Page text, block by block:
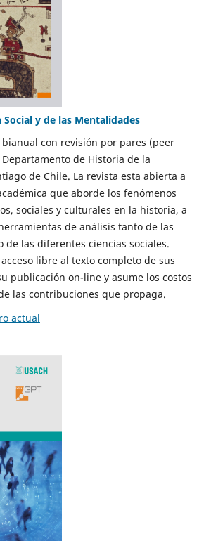
y de las Mentalidades
con revisión por pares (peer
de Historia de la
de Chile. La revista esta abierta a
que aborde los fenómenos
sociales y culturales en la historia, a
de análisis tanto de las
de las diferentes ciencias sociales.
libre al texto completo de sus
publicación on-line y asume los costos
las contribuciones que propaga.
actual